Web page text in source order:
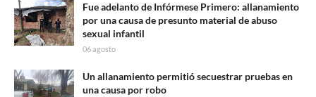
Fue adelanto de Infórmese Primero: allanamiento
por una causa de presunto material de abuso
sexual infantil
06 agosto
Un allanamiento permitió secuestrar pruebas en
una causa por robo